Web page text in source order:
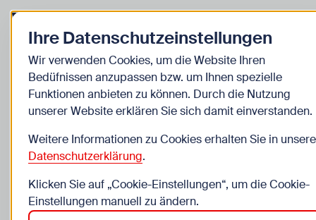
Zurück zur Startseite
Junges Wien
Angebote und Projekte von
Junges Wien
Wiener Kinder- und Jugendstrategie 2025-
Wiener Kinder- und Jugendparlament
Partizipative Kinder- und Jugendmillion
Ihre Datenschutzeinstellungen
Wir verwenden Cookies, um die Website Ihren
Bedüfnissen anzupassen bzw. um Ihnen spezielle
Funktionen anbieten zu können. Durch die Nutzung
unserer Website erklären Sie sich damit einverstanden.
Weitere Informationen zu Cookies erhalten Sie in
Datenschutzerklärung.
Klicken Sie auf „Cookie-Einstellungen“, um die Cookie-
Einstellungen manuell zu ändern.